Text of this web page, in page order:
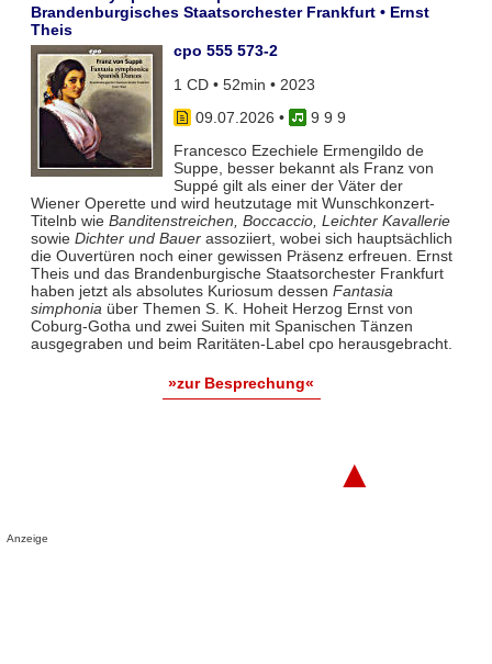
Brandenburgisches Staatsorchester Frankfurt • Ernst
Theis
cpo 555 573-2
1 CD • 52min • 2023
09.07.2026 •
9 9 9
Francesco Ezechiele Ermengildo de
Suppe, besser bekannt als Franz von
Suppé gilt als einer der Väter der
Wiener Operette und wird heutzutage mit Wunschkonzert-
Titelnb wie Banditenstreichen, Boccaccio, Leichter Kavallerie
sowie Dichter und Bauerassoziiert, wobei sich hauptsächlich
die Ouvertüren noch einer gewissen Präsenz erfreuen. Ernst
Theis und das Brandenburgische Staatsorchester Frankfurt
haben jetzt als absolutes Kuriosum dessen Fantasia
simphoniaüber Themen S. K. Hoheit Herzog Ernst von
Coburg-Gotha und zwei Suiten mit Spanischen Tänzen
ausgegraben und beim Raritäten-Label cpo herausgebracht.
»zur Besprechung«
▲
Anzeige